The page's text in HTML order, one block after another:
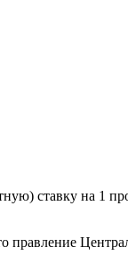
ставку на 1
правление